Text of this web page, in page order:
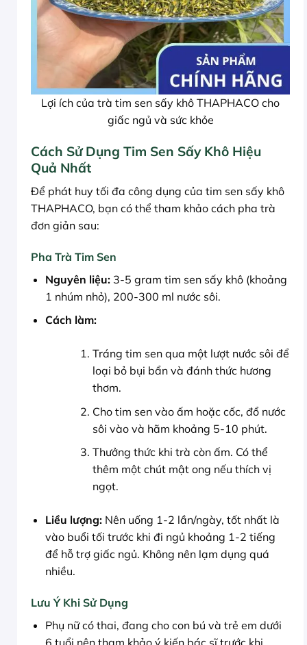
Lợi ích của trà tim sen sấy khô THAPHACO cho
giấc ngủ và sức khỏe
Cách Sử Dụng Tim Sen Sấy Khô Hiệu
Quả Nhất
Để phát huy tối đa công dụng của tim sen sấy khô
THAPHACO, bạn có thể tham khảo cách pha trà
đơn giản sau:
Pha Trà Tim Sen
Nguyên liệu:3-5 gram tim sen sấy khô (khoảng
1 nhúm nhỏ), 200-300 ml nước sôi.
Cách làm:
Tráng tim sen qua một lượt nước sôi để
loại bỏ bụi bẩn và đánh thức hương
thơm.
Cho tim sen vào ấm hoặc cốc, đổ nước
sôi vào và hãm khoảng 5-10 phút.
Thưởng thức khi trà còn ấm. Có thể
thêm một chút mật ong nếu thích vị
ngọt.
Liều lượng:Nên uống 1-2 lần/ngày, tốt nhất là
vào buổi tối trước khi đi ngủ khoảng 1-2 tiếng
để hỗ trợ giấc ngủ. Không nên lạm dụng quá
nhiều.
Lưu Ý Khi Sử Dụng
Phụ nữ có thai, đang cho con bú và trẻ em dưới